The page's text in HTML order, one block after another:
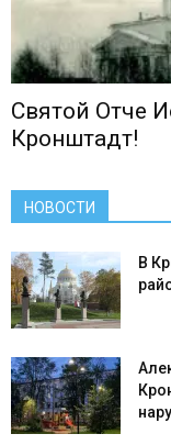
Святой Отче
Кронштадт!
НОВОСТИ
В